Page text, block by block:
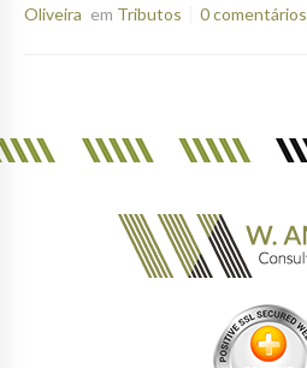
Oliveira em Tributos 0 comentários